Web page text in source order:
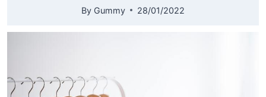
By Gummy 28/01/2022